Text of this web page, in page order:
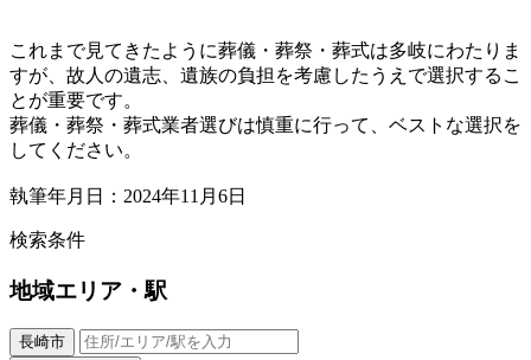
これまで見てきたように葬儀・葬祭・葬式は多岐にわたりま
すが、故人の遺志、遺族の負担を考慮したうえで選択するこ
とが重要です。
葬儀・葬祭・葬式業者選びは慎重に行って、ベストな選択を
してください。
執筆年月日：2024年11月6日
検索条件
地域エリア・駅
長崎市